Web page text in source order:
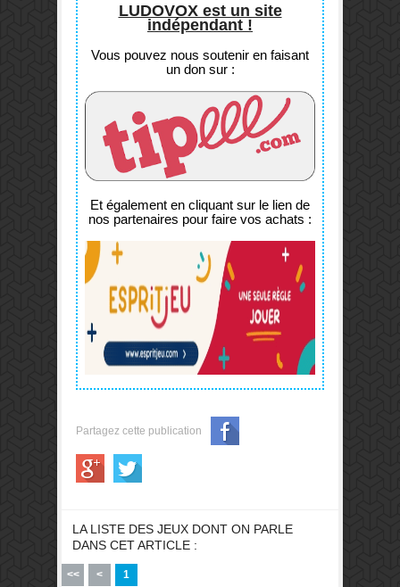
LUDOVOX est un site
indépendant !
Vous pouvez nous soutenir en faisant
un don sur :
Et également en cliquant sur le lien de
nos partenaires pour faire vos achats :
Partagez cette publication
LA LISTE DES JEUX DONT ON PARLE
DANS CET ARTICLE :
<< < 1